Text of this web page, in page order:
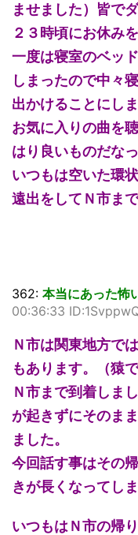
ませました）皆で
２３時頃にお休み
一度は寝室のベッ
しまったので中々
出かけることにしま
お気に入りの曲を
はり良いものだな
いつもは空いた環
遠出をしてＮ市ま
362: 本当にあった怖
00:36:33
Ｎ市は関東地方で
もあります。（猿
Ｎ市まで到着しま
が起きずにそのま
ました。
今回話す事はその
きが長くなってし
いつもはＮ市の帰